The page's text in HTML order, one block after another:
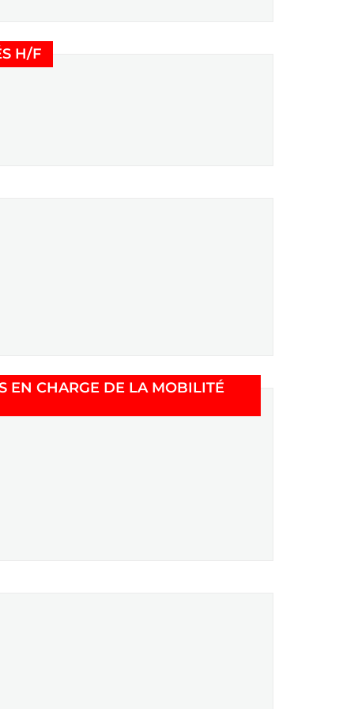
H/F(Nouvelle fenêtre)
EN CHARGE DE LA MOBILITÉ
fenêtre)